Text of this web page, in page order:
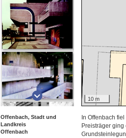
10 m
Offenbach, Stadt und
Landkreis
Offenbach
In Offenbach
Preisträger ging